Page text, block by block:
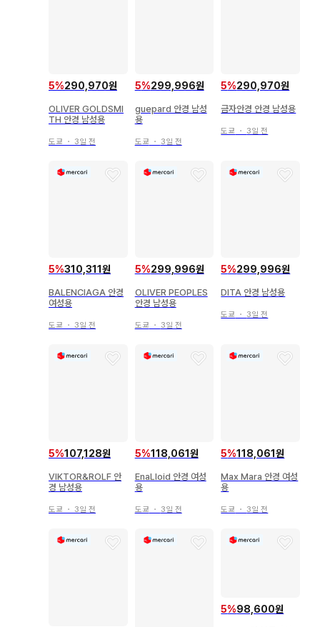
5%290,970원
OLIVER GOLDSMI
TH 안경 남성용
도쿄 ・ 3일 전
5%299,996원
guepard 안경 남성
용
도쿄 ・ 3일 전
5%290,970원
금자안경 안경 남성용
도쿄 ・ 3일 전
5%310,311원
BALENCIAGA 안경
여성용
도쿄 ・ 3일 전
5%299,996원
OLIVER PEOPLES
안경 남성용
도쿄 ・ 3일 전
5%299,996원
DITA 안경 남성용
도쿄 ・ 3일 전
5%107,128원
VIKTOR&ROLF 안
경 남성용
도쿄 ・ 3일 전
5%118,061원
EnaLloid 안경 여성
용
도쿄 ・ 3일 전
5%118,061원
Max Mara 안경 여성
용
도쿄 ・ 3일 전
5%98,600원